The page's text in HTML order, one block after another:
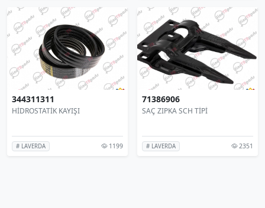
344311311
HİDROSTATİK KAYIŞI
# LAVERDA 1199
71386906
SAÇ ZIPKA SCH TİPİ
# LAVERDA 2351